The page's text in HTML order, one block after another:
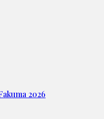
2026